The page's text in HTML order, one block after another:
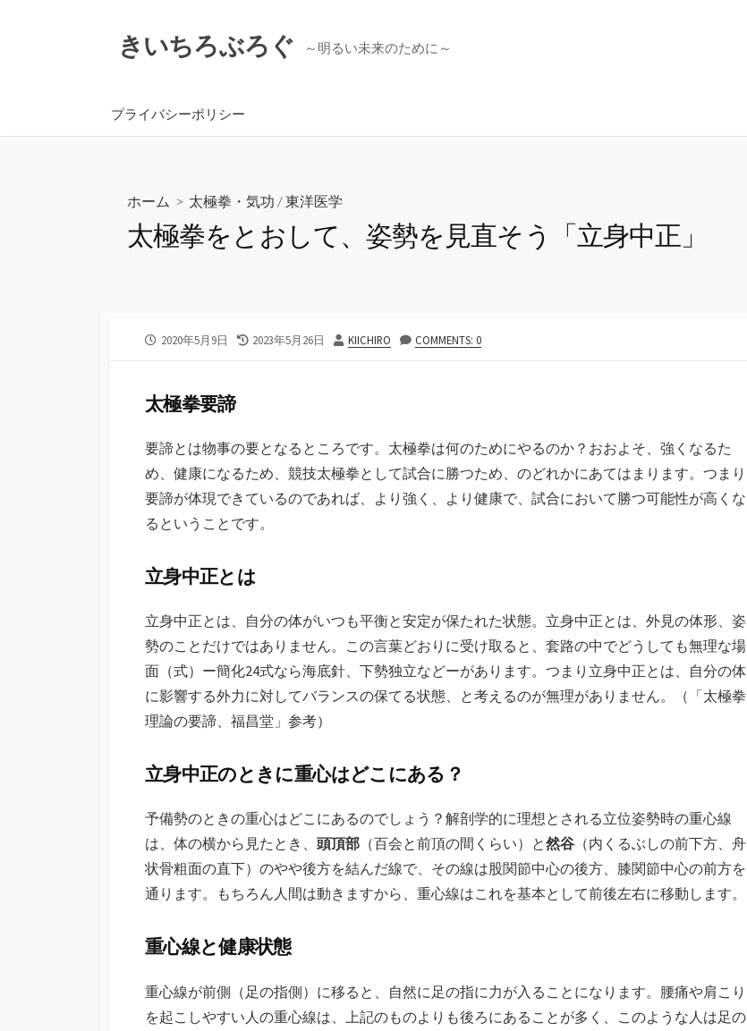
きいちろぶろぐ ～明るい未来のために～
プライバシーポリシー
ホーム > 太極拳・気功 /東洋医学
太極拳をとおして、姿勢を見直そう「立身中正」
公
2020年5月9日
最
2023年5月26日
投
KIICHIRO COMMENTS: 0
太極拳要諦
要諦とは物事の要となるところです。太極拳は何のためにやるのか？おおよそ、強くなるた
め、健康になるため、競技太極拳として試合に勝つため、のどれかにあてはまります。つまり
要諦が体現できているのであれば、より強く、より健康で、試合において勝つ可能性が高くな
るということです。
立身中正とは
立身中正とは、自分の体がいつも平衡と安定が保たれた状態。立身中正とは、外見の体形、姿
勢のことだけではありません。この言葉どおりに受け取ると、套路の中でどうしても無理な場
面（式）ー簡化24式なら海底針、下勢独立などーがあります。つまり立身中正とは、自分の体
に影響する外力に対してバランスの保てる状態、と考えるのが無理がありません。（「太極拳
理論の要諦、福昌堂」参考）
立身中正のときに重心はどこにある？
予備勢のときの重心はどこにあるのでしょう？解剖学的に理想とされる立位姿勢時の重心線
は、体の横から見たとき、 頭頂部 （百会と前頂の間くらい）と然谷 （内くるぶしの前下方、舟
状骨粗面の直下）のやや後方を結んだ線で、その線は股関節中心の後方、膝関節中心の前方を
通ります。もちろん人間は動きますから、重心線はこれを基本として前後左右に移動します。
重心線と健康状態
重心線が前側（足の指側）に移ると、自然に足の指に力が入ることになります。腰痛や肩こり
を起こしやすい人の重心線は、上記のものよりも後ろにあることが多く、このような人は足の